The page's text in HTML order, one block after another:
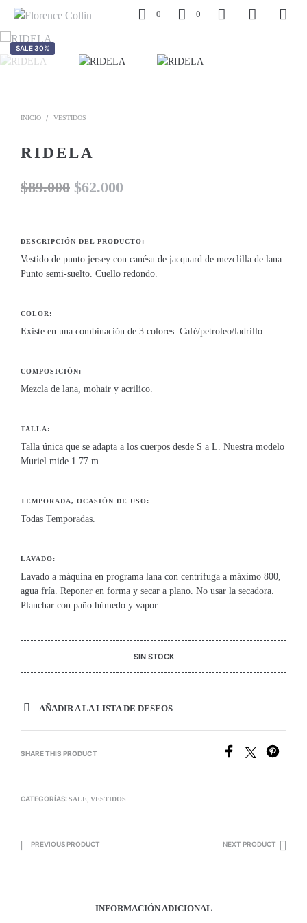
0 0
SALE 30%
INICIO / VESTIDOS
RIDELA
$89.000 El
era:
$89.000.
$62.000
es:
$62.000.
DESCRIPCIÓN DEL PRODUCTO:
Vestido de punto jersey con canésu de jacquard de mezclilla de lana.
Punto semi-suelto. Cuello redondo.
COLOR:
Existe en una combinación de 3 colores: Café/petroleo/ladrillo.
COMPOSICIÓN:
Mezcla de lana, mohair y acrilico.
TALLA:
Talla única que se adapta a los cuerpos desde S a L. Nuestra modelo
Muriel mide 1.77 m.
TEMPORADA, OCASIÓN DE USO:
Todas Temporadas.
LAVADO:
Lavado a máquina en programa lana con centrifuga a máximo 800,
agua fría. Reponer en forma y secar a plano. No usar la secadora.
Planchar con paño húmedo y vapor.
SIN STOCK
AÑADIR A LA LISTA DE DESEOS
SHARE THIS PRODUCT
CATEGORÍAS: SALE VESTIDOS
PREVIOUS PRODUCT NEXT PRODUCT
INFORMACIÓN ADICIONAL